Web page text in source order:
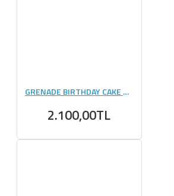
GRENADE BIRTHDAY CAKE PROTEIN BAR 60 GR 12 ADET
2.100,00TL